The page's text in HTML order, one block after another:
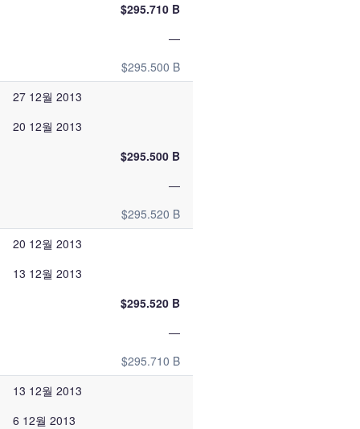
$295.710 B
—
$295.500 B
27 12월 2013
20 12월 2013
$295.500 B
—
$295.520 B
20 12월 2013
13 12월 2013
$295.520 B
—
$295.710 B
13 12월 2013
6 12월 2013